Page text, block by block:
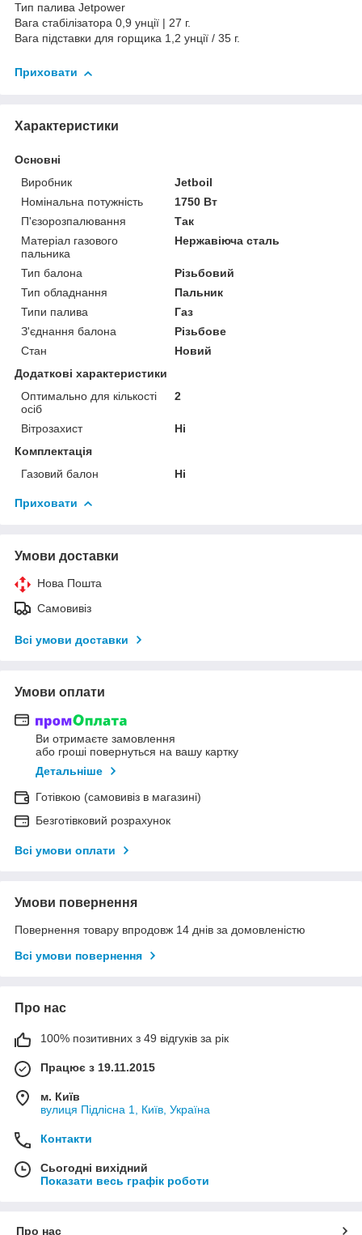
Тип палива Jetpower
Вага стабілізатора 0,9 унції | 27 г.
Вага підставки для горщика 1,2 унції / 35 г.
Приховати
Характеристики
Основні
Виробник
Jetboil
Номінальна потужність
1750 Вт
П'єзорозпалювання
Так
Матеріал газового
пальника
Нержавіюча сталь
Тип балона
Різьбовий
Тип обладнання
Пальник
Типи палива
Газ
З'єднання балона
Різьбове
Стан
Новий
Додаткові характеристики
Оптимально для кількості
осіб
2
Вітрозахист
Ні
Комплектація
Газовий балон
Ні
Приховати
Умови доставки
Нова Пошта
Самовивіз
Всі умови доставки
Умови оплати
Ви отримаєте замовлення
або гроші повернуться на вашу картку
Детальніше
Готівкою (самовивіз в магазині)
Безготівковий розрахунок
Всі умови оплати
Умови повернення
Повернення товару впродовж 14 днів за домовленістю
Всі умови повернення
Про нас
100% позитивних з 49 відгуків за рік
Працює з 19.11.2015
м. Київ
вулиця Підлісна 1, Київ, Україна
Контакти
Сьогодні вихідний
Показати весь графік роботи
Про нас